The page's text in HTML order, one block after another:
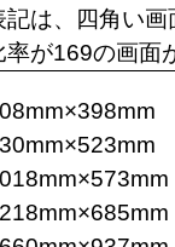
記は、四角い
が169の画面